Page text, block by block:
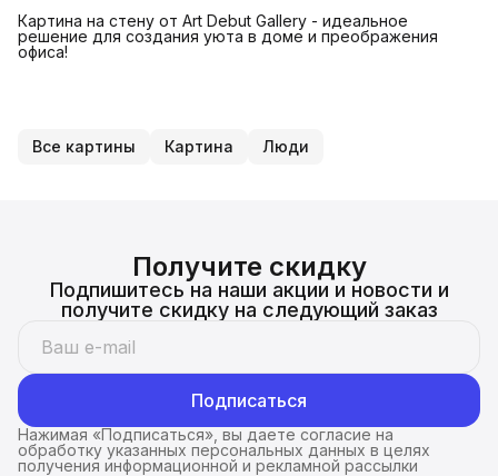
Картина на стену от Art Debut Gallery - идеальное
решение для создания уюта в доме и преображения
офиса!
Все картины Картина Люди
Получите скидку
Подпишитесь на наши акции и новости и
получите скидку на следующий заказ
Подписаться
Нажимая «Подписаться», вы даете согласие на
обработку указанных персональных данных в целях
получения информационной и рекламной рассылки